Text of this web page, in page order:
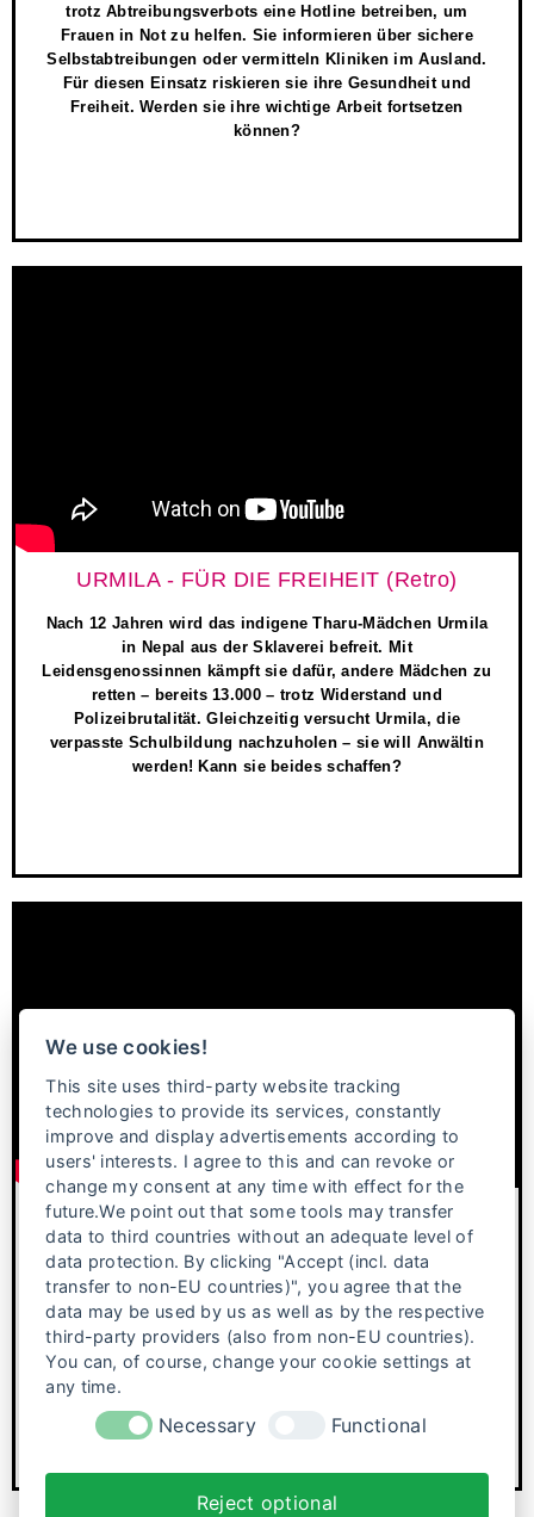
trotz Abtreibungsverbots eine Hotline betreiben, um
Frauen in Not zu helfen. Sie informieren über sichere
Selbstabtreibungen oder vermitteln Kliniken im Ausland.
Für diesen Einsatz riskieren sie ihre Gesundheit und
Freiheit. Werden sie ihre wichtige Arbeit fortsetzen
können?
URMILA - FÜR DIE FREIHEIT (Retro)
Nach 12 Jahren wird das indigene Tharu-Mädchen Urmila
in Nepal aus der Sklaverei befreit. Mit
Leidensgenossinnen kämpft sie dafür, andere Mädchen zu
retten – bereits 13.000 – trotz Widerstand und
Polizeibrutalität. Gleichzeitig versucht Urmila, die
verpasste Schulbildung nachzuholen – sie will Anwältin
werden! Kann sie beides schaffen?
NAWI – DEAR FUTURE ME
Im ländlichen Kenia träumt Nawi davon, eines Tages eine
eigene Stimme zu haben. Gefördert von ihrer Lehrerin will
sie studieren, doch ihr Vater verkauft sie zur Heirat. In
ihrer Hochzeitsnacht flieht sie, um ihren Traum zu
verfolgen, kehrt jedoch zurück und wird zur Inspiration
We use cookies!
This site uses third-party website tracking
technologies to provide its services, constantly
improve and display advertisements according to
users' interests. I agree to this and can revoke or
change my consent at any time with effect for the
future.We point out that some tools may transfer
data to third countries without an adequate level of
data protection. By clicking "Accept (incl. data
transfer to non-EU countries)", you agree that the
data may be used by us as well as by the respective
third-party providers (also from non-EU countries).
You can, of course, change your cookie settings at
any time.
Necessary Functional
Reject optional